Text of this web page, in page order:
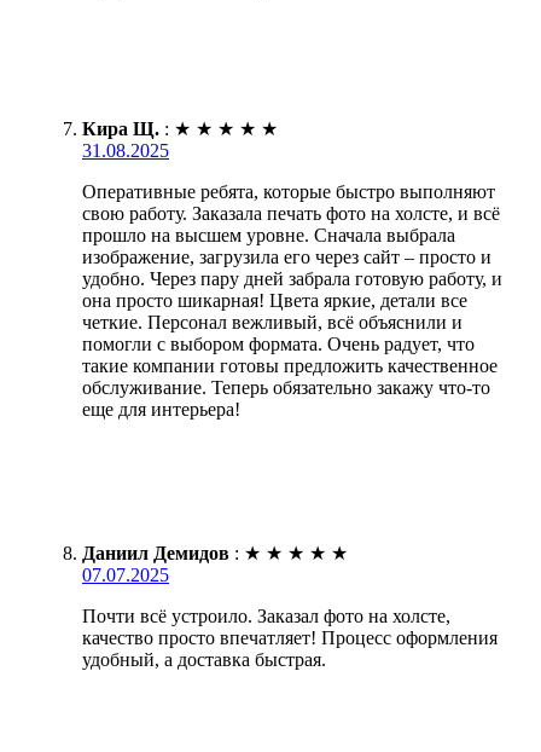
Кира Щ. : ★ ★ ★ ★ ★
31.08.2025
Оперативные ребята, которые быстро выполняют
свою работу. Заказала печать фото на холсте, и всё
прошло на высшем уровне. Сначала выбрала
изображение, загрузила его через сайт – просто и
удобно. Через пару дней забрала готовую работу, и
она просто шикарная! Цвета яркие, детали все
четкие. Персонал вежливый, всё объяснили и
помогли с выбором формата. Очень радует, что
такие компании готовы предложить качественное
обслуживание. Теперь обязательно закажу что-то
еще для интерьера!
Даниил Демидов : ★ ★ ★ ★ ★
07.07.2025
Почти всё устроило. Заказал фото на холсте,
качество просто впечатляет! Процесс оформления
удобный, а доставка быстрая.